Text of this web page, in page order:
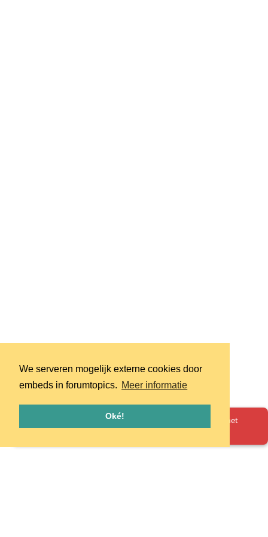
We serveren mogelijk externe cookies door
embeds in forumtopics. Meer informatie
Oké!
Oeps! Er is iets misgegaan. Herlaad de pagina en probeer het
opnieuw.